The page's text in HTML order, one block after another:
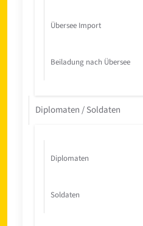
Übersee Import
Beiladung nach Übersee
Diplomaten / Soldaten
Diplomaten
Soldaten